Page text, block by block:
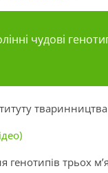
чудові
тваринництва
трьох